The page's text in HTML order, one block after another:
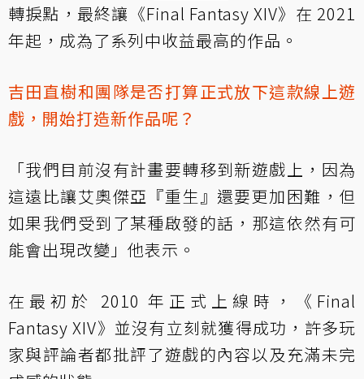
轉捩點，最終讓《Final Fantasy XIV》在 2021
年起，成為了系列中收益最高的作品。
吉田直樹和團隊是否打算正式放下這款線上遊
戲，開始打造新作品呢？
「我們目前沒有計畫要轉移到新遊戲上，因為
這遠比讓艾奧傑亞『重生』還要更加困難，但
如果我們受到了某種啟發的話，那這依然有可
能會出現改變」他表示。
在最初於 2010 年正式上線時，《Final
Fantasy XIV》並沒有立刻就獲得成功，許多玩
家與評論者都批評了遊戲的內容以及充滿未完